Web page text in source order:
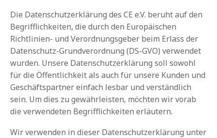
Die Datenschutzerklärung des CE e.V. beruht auf den
Begrifflichkeiten, die durch den Europäischen
Richtlinien- und Verordnungsgeber beim Erlass der
Datenschutz-Grundverordnung (DS-GVO) verwendet
wurden. Unsere Datenschutzerklärung soll sowohl
für die Öffentlichkeit als auch für unsere Kunden und
Geschäftspartner einfach lesbar und verständlich
sein. Um dies zu gewährleisten, möchten wir vorab
die verwendeten Begrifflichkeiten erläutern.
Wir verwenden in dieser Datenschutzerklärung unter